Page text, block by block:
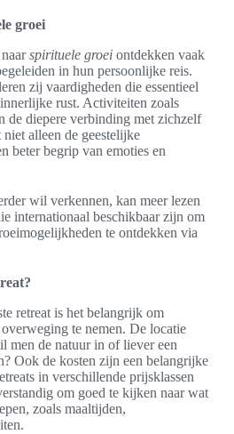
groei
spirituele groei ontdekken vaak
in hun persoonlijke reis.
zij vaardigheden die essentieel
rust. Activiteiten zoals
de diepere verbinding met zichzelf
alleen de geestelijke
beter begrip van emoties en
wil verkennen, kan meer lezen
internationaal beschikbaar zijn om
te ontdekken via
retreat is het belangrijk om
te nemen. De locatie
men de natuur in of liever een
Ook de kosten zijn een belangrijke
in verschillende prijsklassen
om goed te kijken naar wat
zoals maaltijden,